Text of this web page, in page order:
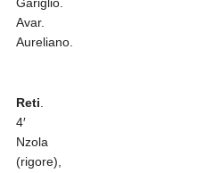
Gariglio.
Avar.
Aureliano.
Reti.
4′
Nzola
(rigore),